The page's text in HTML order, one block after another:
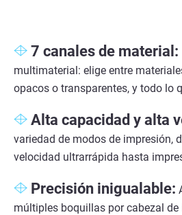
7 canales de material:
multimaterial: elige entre
opacos o transparentes, y todo lo
Alta capacidad y alta
variedad de modos de impresión,
velocidad ultrarrápida hasta
Precisión inigualable:
múltiples boquillas por cabezal